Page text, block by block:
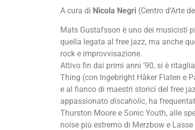
A cura di Nicola Negri (Centro d’Arte
Mats Gustafsson è uno dei musicisti
quella legata al free jazz, ma anche
rock e improvvisazione.
Attivo fin dai primi anni ’90, si è
Thing (con Ingebright Håker Flaten e
e al fianco di maestri storici del free
appassionato discaholic, ha
Thurston Moore e Sonic Youth, alle
noise più estremo di Merzbow e